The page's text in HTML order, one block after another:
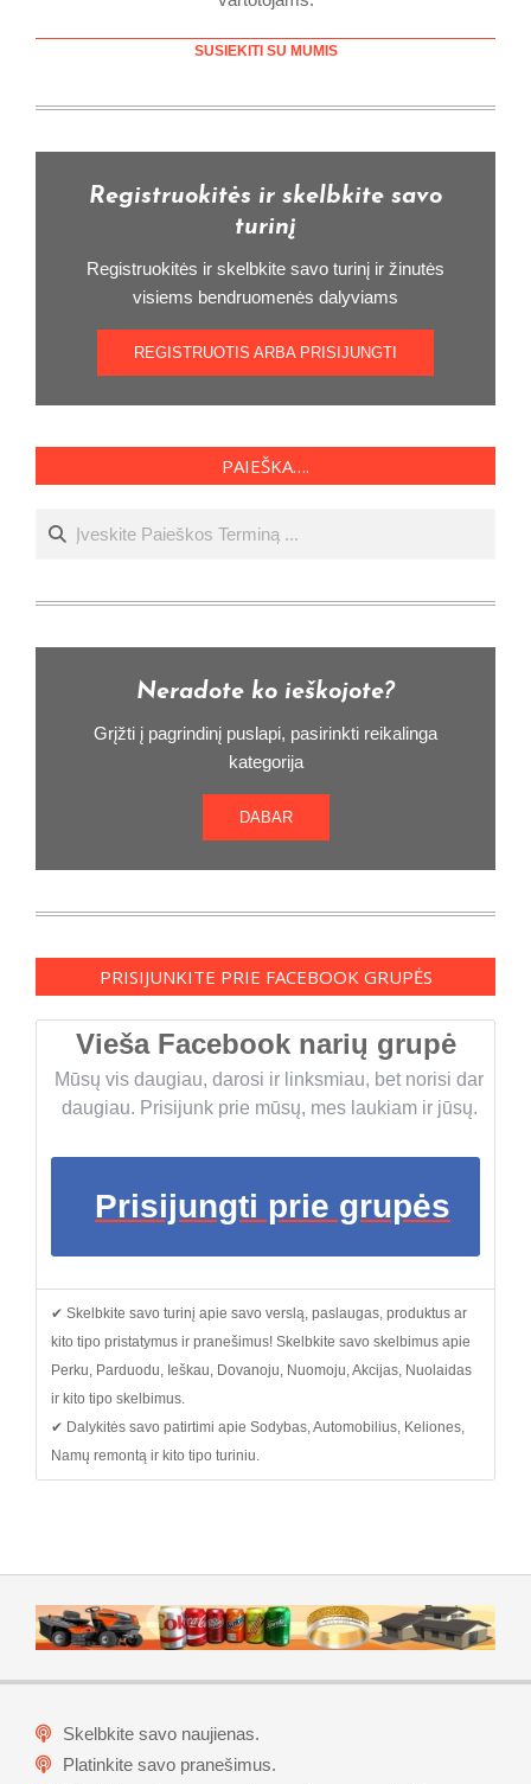
SUSIEKITI SU MUMIS
Registruokitės ir skelbkite savo
turinį
Registruokitės ir skelbkite savo turinį ir žinutės
visiems bendruomenės dalyviams
REGISTRUOTIS ARBA PRISIJUNGTI
PAIEŠKA….
Ieškoti
Neradote ko ieškojote?
Grįžti į pagrindinį puslapi, pasirinkti reikalinga
kategorija
DABAR
PRISIJUNKITE PRIE FACEBOOK GRUPĖS
Vieša Facebook narių grupė
Mūsų vis daugiau, darosi ir linksmiau, bet norisi dar
daugiau. Prisijunk prie mūsų, mes laukiam ir jūsų.
Prisijungti prie grupės
✔ Skelbkite savo turinį apie savo verslą, paslaugas, produktus ar
kito tipo pristatymus ir pranešimus! Skelbkite savo skelbimus apie
Perku, Parduodu, Ieškau, Dovanoju, Nuomoju, Akcijas, Nuolaidas
ir kito tipo skelbimus.
✔ Dalykitės savo patirtimi apie Sodybas, Automobilius, Keliones,
Namų remontą ir kito tipo turiniu.
Skelbkite savo naujienas.
Platinkite savo pranešimus.